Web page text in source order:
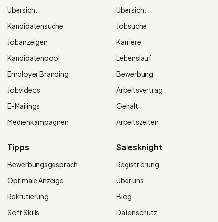
Übersicht
Kandidatensuche
Jobanzeigen
Kandidatenpool
Employer Branding
Jobvideos
E-Mailings
Medienkampagnen
Übersicht
Jobsuche
Karriere
Lebenslauf
Bewerbung
Arbeitsvertrag
Gehalt
Arbeitszeiten
Tipps
Bewerbungsgespräch
Optimale Anzeige
Rekrutierung
Soft Skills
Salesknight
Registrierung
Über uns
Blog
Datenschutz